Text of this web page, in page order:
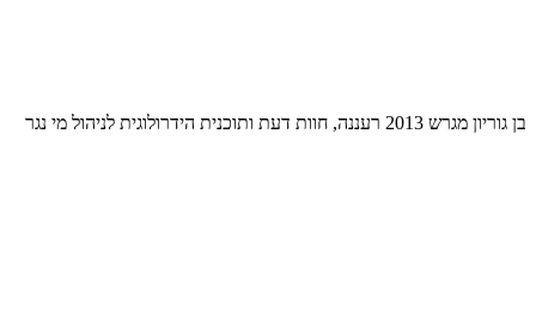
בן גוריון מגרש 2013 רעננה, חוות דעת ותוכנית הידרולוגית לניהול מי נגר